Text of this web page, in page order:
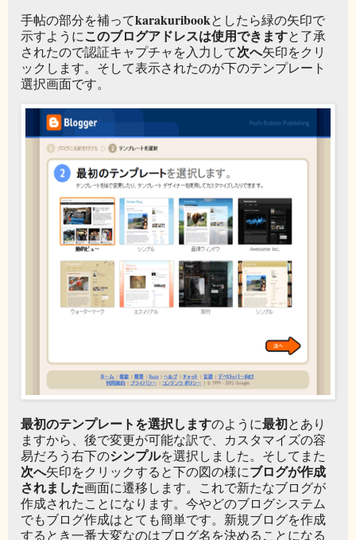
手帖の部分を補ってkarakuribookとしたら緑の矢印で
示すようにこのブログアドレスは使用できますと了承
されたので認証キャプチャを入力して次へ矢印をクリ
ックします。そして表示されたのが下のテンプレート
選択画面です。
最初のテンプレートを選択しますのように最初とあり
ますから、後で変更が可能な訳で、カスタマイズの容
易だろう右下のシンプルを選択しました。そしてまた
次へ矢印をクリックすると下の図の様にブログが作成
されました画面に遷移します。これで新たなブログが
作成されたことになります。今やどのブログシステム
でもブログ作成はとても簡単です。新規ブログを作成
するとき一番大変なのはブログ名を決めることになる